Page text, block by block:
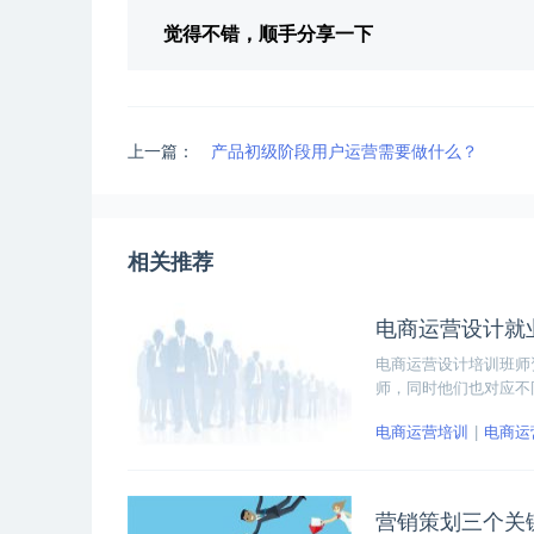
觉得不错，顺手分享一下
上一篇： 产品初级阶段用户运营需要做什么？
相关推荐
电商运营设计就
电商运营设计培训班
师，同时他们也对应
电商运营培训
电商
营销策划三个关